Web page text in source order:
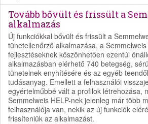
Tovább bővült és frissült a
alkalmazás
Új funkciókkal bővült és frissült a
tünetellenőrző alkalmazása, a Semmelweis
fejlesztéseknek köszönhetően ezentúl
alkalmazásban elérhető 740 betegség,
tüneteinek enyhítésére és az egyéb
tudásanyag. Emellett a felhasználói
egyértelműbbé vált a profilok létrehozása,
Semmelweis HELP-nek jelenleg már több
felhasználója van, nekik az új funkciók
frissíteniük az alkalmazást.